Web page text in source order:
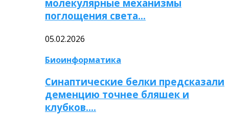
молекулярные механизмы
поглощения света…
05.02.2026
Биоинформатика
Синаптические белки предсказали
деменцию точнее бляшек и
клубков….